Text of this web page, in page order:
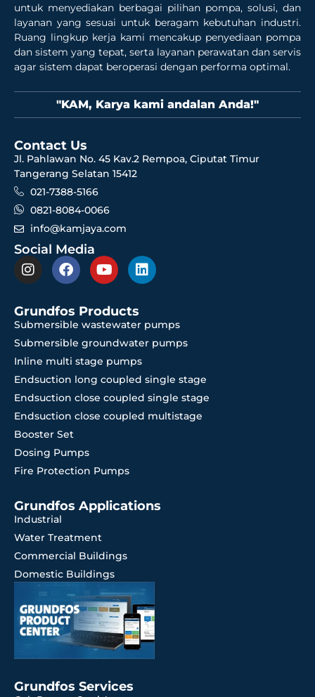
untuk menyediakan berbagai pilihan pompa, solusi, dan
layanan yang sesuai untuk beragam kebutuhan industri.
Ruang lingkup kerja kami mencakup penyediaan pompa
dan sistem yang tepat, serta layanan perawatan dan servis
agar sistem dapat beroperasi dengan performa optimal.
"KAM, Karya kami andalan Anda!"
Contact Us
Jl. Pahlawan No. 45 Kav.2 Rempoa, Ciputat Timur
Tangerang Selatan 15412
021-7388-5166
0821-8084-0066
info@kamjaya.com
Social Media
Grundfos Products
Submersible wastewater pumps
Submersible groundwater pumps
Inline multi stage pumps
Endsuction long coupled single stage
Endsuction close coupled single stage
Endsuction close coupled multistage
Booster Set
Dosing Pumps
Fire Protection Pumps
Grundfos Applications
Industrial
Water Treatment
Commercial Buildings
Domestic Buildings
Grundfos Services